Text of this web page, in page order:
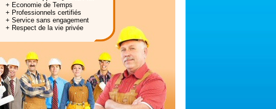
+ Economie de Temps
+ Professionnels certifiés
+ Service sans engagement
+ Respect de la vie privée